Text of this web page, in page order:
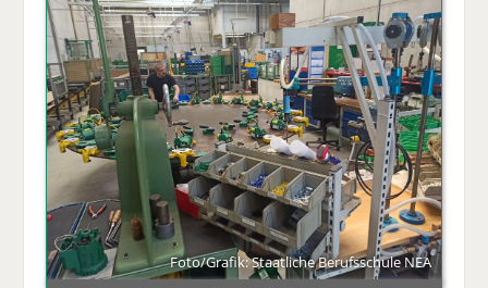
Foto/Grafik: Staatliche Berufsschule NEA